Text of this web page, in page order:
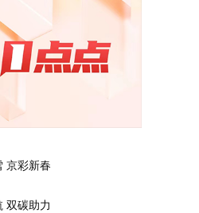
京彩新春
双碳助力